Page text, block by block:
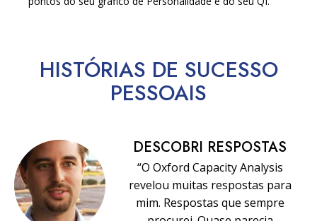
HISTÓRIAS DE SUCESSO
PESSOAIS
DESCOBRI RESPOSTAS
“O Oxford Capacity Analysis
revelou muitas respostas para
mim. Respostas que sempre